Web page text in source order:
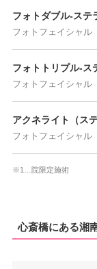
フォトダブル-ステ
フォトフェイシャル
フォトトリプル-ス
フォトフェイシャル
アクネライト（ス
フォトフェイシャル
※1…院限定施術
心斎橋にある湘